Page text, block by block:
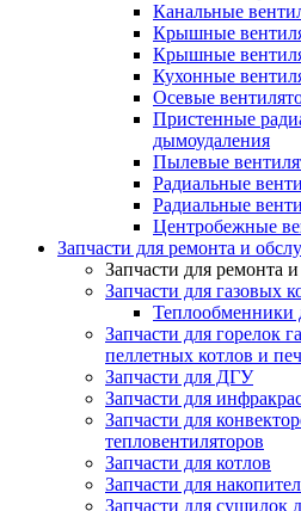
Канальные
Крышные
Крышные
Кухонные
Осевые
Пристенные
дымоудаления
Пылевые
Радиальные
Радиальные
Центробежные
Запчасти для ремонта и
Запчасти для ремонта
Запчасти для газовых
Теплообменники
Запчасти для горелок
пеллетных котлов и
Запчасти для ДГУ
Запчасти для
Запчасти для
тепловентиляторов
Запчасти для котлов
Запчасти для
Запчасти для сушилок